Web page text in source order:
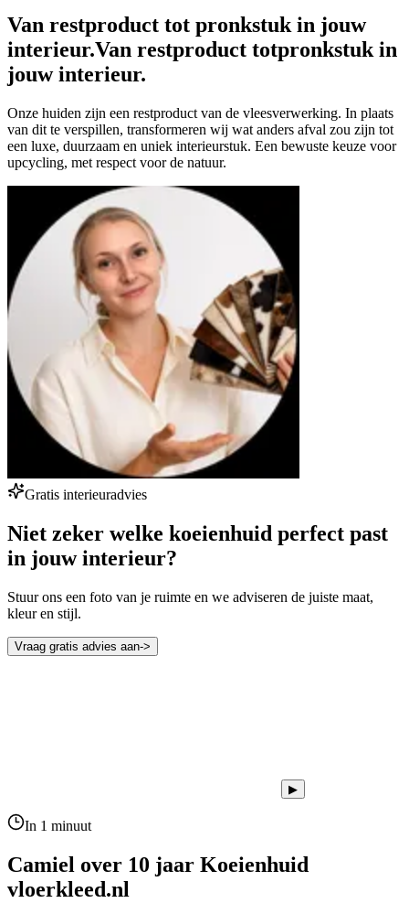
Van restproduct tot pronkstuk in jouw
interieur.Van restproduct totpronkstuk in
jouw interieur.
Onze huiden zijn een restproduct van de vleesverwerking. In plaats
van dit te verspillen, transformeren wij wat anders afval zou zijn tot
een luxe, duurzaam en uniek interieurstuk. Een bewuste keuze voor
upcycling, met respect voor de natuur.
Gratis interieuradvies
Niet zeker welke koeienhuid perfect past
in jouw interieur?
Stuur ons een foto van je ruimte en we adviseren de juiste maat,
kleur en stijl.
Vraag gratis advies aan->
▶
In 1 minuut
Camiel over 10 jaar Koeienhuid
vloerkleed.nl